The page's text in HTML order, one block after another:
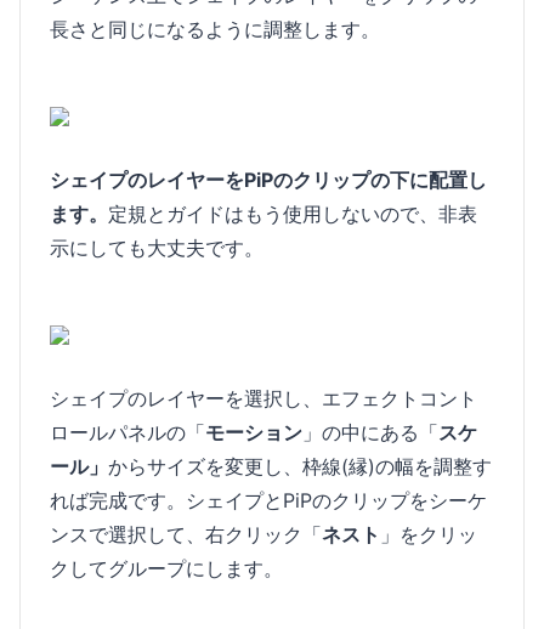
長さと同じになるように調整します。
シェイプのレイヤーをPiPのクリップの下に配置し
ます。 定規とガイドはもう使用しないので、非表
示にしても大丈夫です。
シェイプのレイヤーを選択し、エフェクトコント
ロールパネルの「モーション 」の中にある「スケ
ール」 からサイズを変更し、枠線(縁)の幅を調整す
れば完成です。シェイプとPiPのクリップをシーケ
ンスで選択して、右クリック「ネスト 」をクリッ
クしてグループにします。